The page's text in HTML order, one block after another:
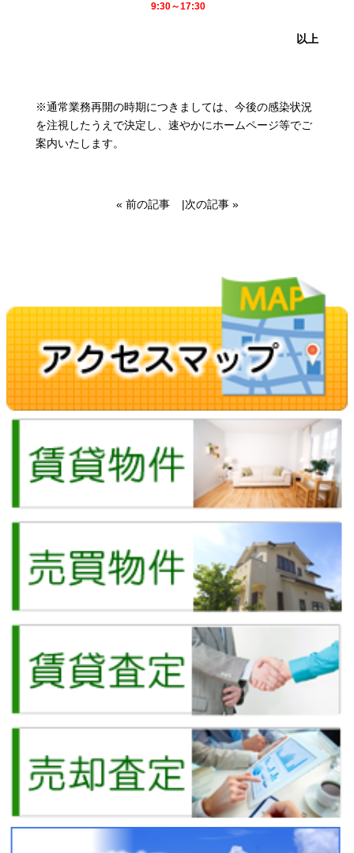
9:30～17:30
以上
※通常業務再開の時期につきましては、今後の感染状況
を注視したうえで決定し、速やかにホームページ等でご
案内いたします。
« 前の記事 |次の記事 »